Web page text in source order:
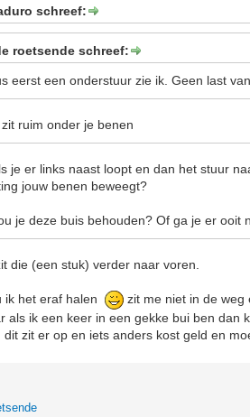
schreef:
roetsende schreef:
eerst een onderstuur zie ik. Geen last
ruim onder je benen
je er links naast loopt en dan het stuur
jouw benen beweegt?
je deze buis behouden? Of ga je er ooit
die (een stuk) verder naar voren.
ik het eraf halen
zit me niet in de weg
als ik een keer in een gekke bui ben dan
dit zit er op en iets anders kost geld en